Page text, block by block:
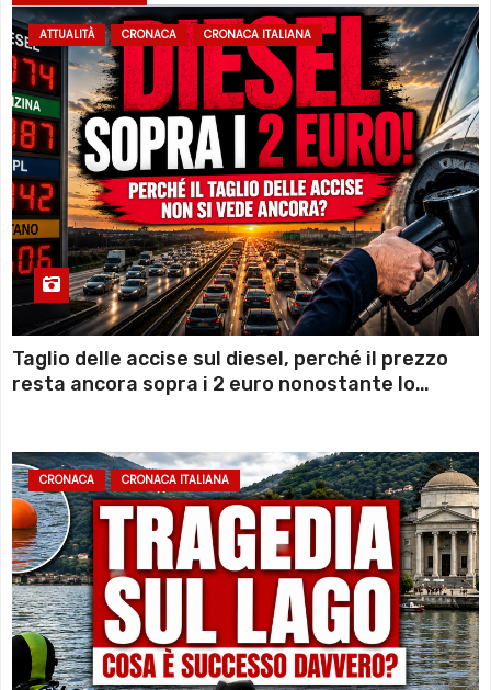
ATTUALITÀ CRONACA CRONACA ITALIANA
Taglio delle accise sul diesel, perché il prezzo
resta ancora sopra i 2 euro nonostante lo
CRONACA CRONACA ITALIANA